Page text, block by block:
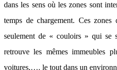
dans les sens où les zones sont
temps de chargement. Ces zones
seulement de « couloirs » qui se
retrouve les mêmes immeubles
voitures,…. le tout dans un